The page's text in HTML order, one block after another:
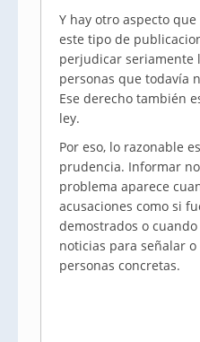
Y hay otro aspecto
este tipo de
perjudicar seriamente
personas que todavía
Ese derecho también
ley.
Por eso, lo razonable
prudencia. Informar
problema aparece
acusaciones como si
demostrados o
noticias para señalar
personas concretas.